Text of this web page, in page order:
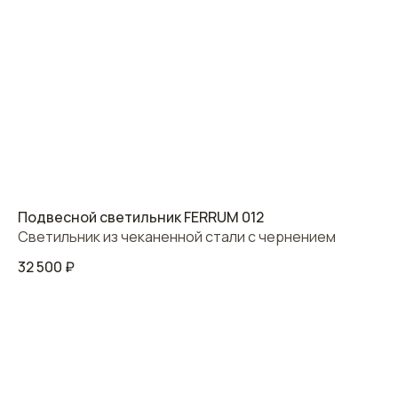
Подвесной светильник FERRUM 012
Светильник из чеканенной стали с чернением
32 500 ₽